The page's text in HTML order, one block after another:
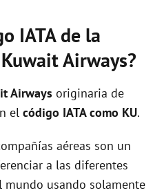
IATA de la
Airways?
Airways originaria de
el código IATA como KU.
aéreas son un
a las diferentes
mundo usando solamente